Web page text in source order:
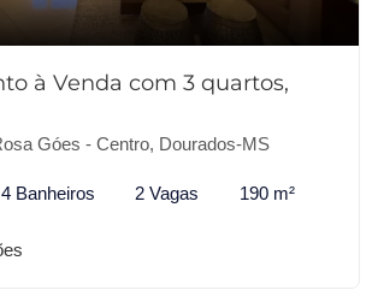
à Venda com 3 quartos,
Góes - Centro, Dourados-MS
4 Banheiros 2 Vagas 190 m²